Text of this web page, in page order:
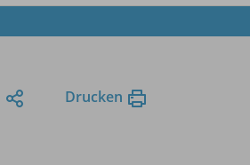
Drucken